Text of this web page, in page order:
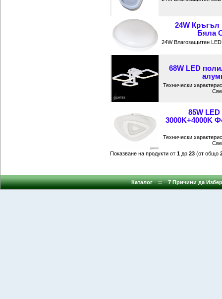
24W
Бяла
24W Влагозащитен
68W LED
Технически
85W
3000K+4000K
Технически
Показване на продукти от 1до 23(от общо
Каталог :: 7 Причини да